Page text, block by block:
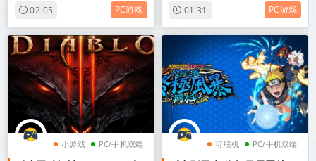
版网盘下载
02-05 PC游戏
端】丨中文版网盘下载
01-31 PC游戏
小游戏 PC/手机双端 可联机 PC/手机双端